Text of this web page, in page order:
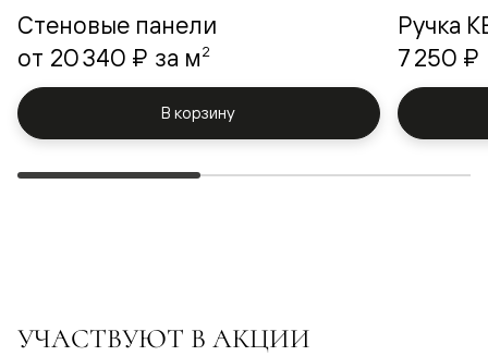
Стеновые панели
от 20 340 ₽ за м2
В корзину
Ручка
7 250 ₽
УЧАСТВУЮТ В АКЦИИ